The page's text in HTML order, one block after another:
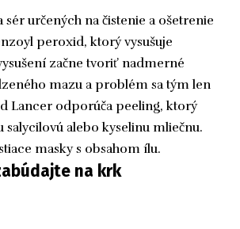
určených na čistenie a ošetrenie
peroxid, ktorý vysušuje
začne tvoriť nadmerné
mazu a problém sa tým len
Lancer odporúča peeling, ktorý
salycilovú alebo kyselinu mliečnu.
masky s obsahom ílu.
na krk